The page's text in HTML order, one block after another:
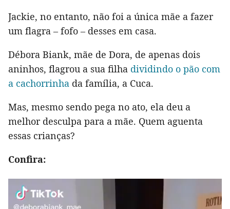
Jackie, no entanto, não foi a única mãe a fazer
um flagra – fofo – desses em casa.
Débora Biank, mãe de Dora, de apenas dois
aninhos, flagrou a sua filha dividindo o pão com
a cachorrinha da família, a Cuca.
Mas, mesmo sendo pega no ato, ela deu a
melhor desculpa para a mãe. Quem aguenta
essas crianças?
Confira: